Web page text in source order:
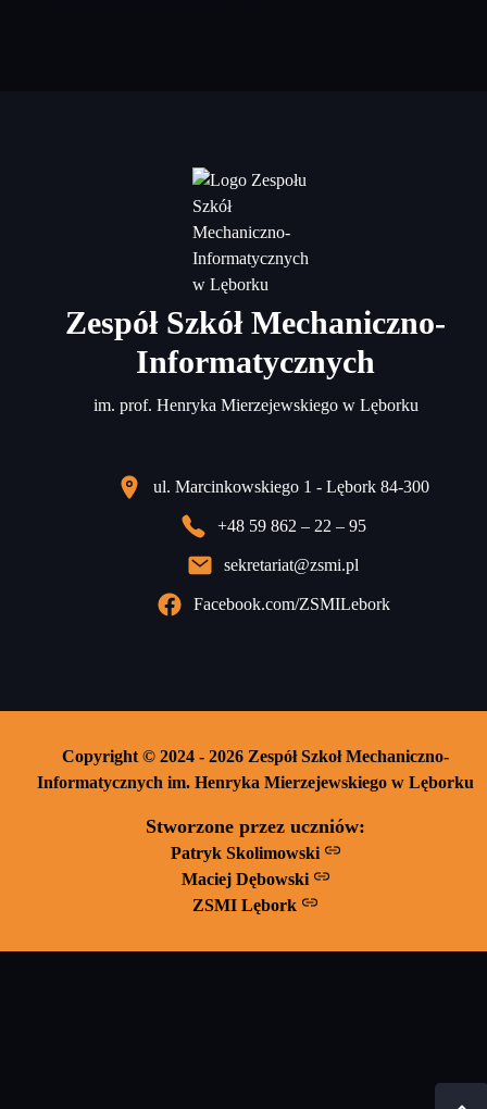
Zespół Szkół Mechaniczno-
Informatycznych
im. prof. Henryka Mierzejewskiego w Lęborku
ul. Marcinkowskiego 1 - Lębork 84-300
+48 59 862 – 22 – 95
sekretariat@zsmi.pl
Facebook.com/ZSMILebork
Copyright © 2024 - 2026 Zespół Szkoł Mechaniczno-
Informatycznych im. Henryka Mierzejewskiego w Lęborku
Stworzone przez uczniów:
Patryk Skolimowski
Maciej Dębowski
ZSMI Lębork